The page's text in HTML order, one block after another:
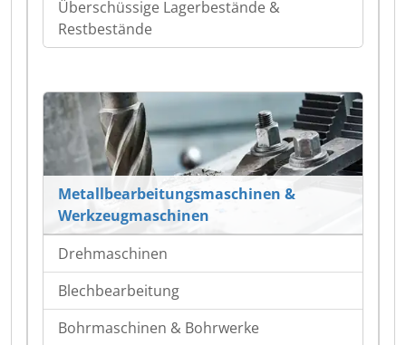
Überschüssige Lagerbestände &
Restbestände
Metallbearbeitungsmaschinen &
Werkzeugmaschinen
Drehmaschinen
Blechbearbeitung
Bohrmaschinen & Bohrwerke